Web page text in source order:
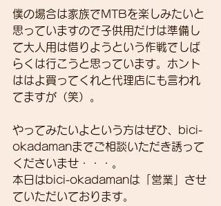
僕の場合は家族でMTBを楽しみたいと
思っていますので子供用だけは準備し
て大人用は借りようという作戦でしば
らくは行こうと思っています。ホント
ははよ買ってくれと代理店にも言われ
てますが（笑）。
やってみたいよという方はぜひ、bici-
okadamanまでご相談いただき誘って
くださいませ・・・。
本日はbici-okadamanは「営業」させ
ていただいております。